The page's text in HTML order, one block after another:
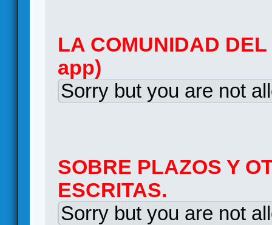
LA COMUNIDAD
app)
Sorry but you are not
SOBRE PLAZOS Y
ESCRITAS.
Sorry but you are not